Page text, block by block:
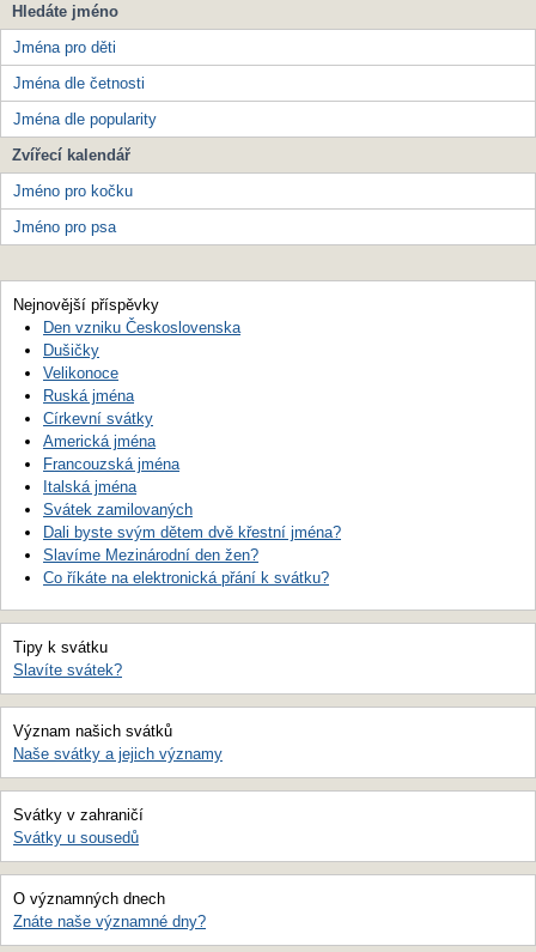
Hledáte jméno
Jména pro děti
Jména dle četnosti
Jména dle popularity
Zvířecí kalendář
Jméno pro kočku
Jméno pro psa
Nejnovější příspěvky
Den vzniku Československa
Dušičky
Velikonoce
Ruská jména
Církevní svátky
Americká jména
Francouzská jména
Italská jména
Svátek zamilovaných
Dali byste svým dětem dvě křestní jména?
Slavíme Mezinárodní den žen?
Co říkáte na elektronická přání k svátku?
Tipy k svátku
Slavíte svátek?
Význam našich svátků
Naše svátky a jejich významy
Svátky v zahraničí
Svátky u sousedů
O významných dnech
Znáte naše významné dny?